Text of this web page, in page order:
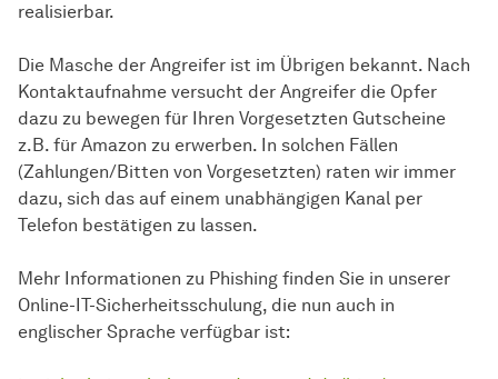
realisierbar.
Die Masche der Angreifer ist im Übrigen bekannt. Nach
Kontaktaufnahme versucht der Angreifer die Opfer
dazu zu bewegen für Ihren Vorgesetzten Gutscheine
z.B. für Amazon zu erwerben. In solchen Fällen
(Zahlungen/Bitten von Vorgesetzten) raten wir immer
dazu, sich das auf einem unabhängigen Kanal per
Telefon bestätigen zu lassen.
Mehr Informationen zu Phishing finden Sie in unserer
Online-IT-Sicherheitsschulung, die nun auch in
englischer Sprache verfügbar ist: